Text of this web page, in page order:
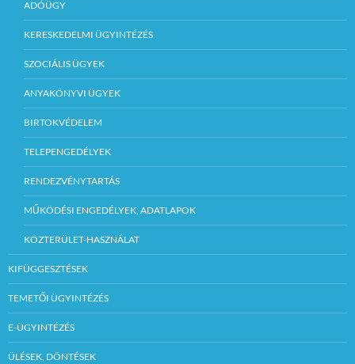
ADÓÜGY
KERESKEDELMI ÜGYINTÉZÉS
SZOCIÁLIS ÜGYEK
ANYAKÖNYVI ÜGYEK
BIRTOKVÉDELEM
TELEPENGEDÉLYEK
RENDEZVÉNYTARTÁS
MŰKÖDÉSI ENGEDÉLYEK, ADATLAPOK
KÖZTERÜLET-HASZNÁLAT
KIFÜGGESZTÉSEK
TEMETŐI ÜGYINTÉZÉS
E-ÜGYINTÉZÉS
ÜLÉSEK, DÖNTÉSEK